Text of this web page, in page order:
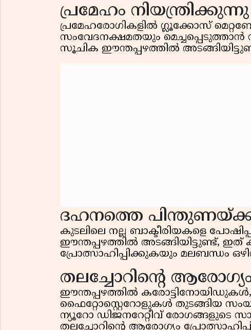
പ്രമേഹം നിയന്ത്രിക്കുന്നു
പ്രമേഹരോഗികളില്‍ ഗ്ലൂക്കോസ്
സംവേദനക്ഷമതയും
സൂചിക ഈന്തപ്പഴത്തില്‍
ദഹനത്തെ
കുടലിലെ നല്ല ബാക്ടീരിയകളെ
ഈന്തപ്പഴത്തില്‍ അടങ്ങിയിട്ടുണ്ട്, ഇത്
പ്രോത്സാഹിപ്പിക്കുകയും മലബന്ധം
തലച്ചോറിന്റെ ആരോഗ്യം
ഈന്തപ്പഴത്തില്‍
ഫൈറ്റോസ്റ്റെറോളുകള്‍ തുടങ്ങിയ
ന്യൂറോ ഡിജനറേറ്റീവ് രോഗങ്ങളുടെ
തലച്ചോറിന്റെ ആരോഗ്യം